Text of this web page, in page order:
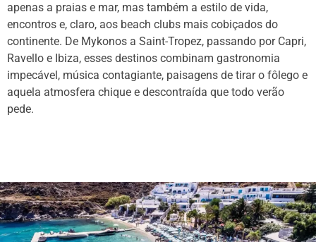
apenas a praias e mar, mas também a estilo de vida,
encontros e, claro, aos beach clubs mais cobiçados do
continente. De Mykonos a Saint-Tropez, passando por Capri,
Ravello e Ibiza, esses destinos combinam gastronomia
impecável, música contagiante, paisagens de tirar o fôlego e
aquela atmosfera chique e descontraída que todo verão
pede.